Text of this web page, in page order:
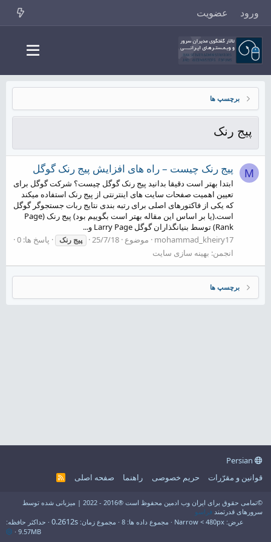
ورود عضویت
برچسپ ها
پیج رنک
M پیج رنک چیست – راه های افزایش پیج رنک گوگل
ابتدا بهتر است دقیقا بدانید پیج رنک گوگل چیست؟ شرکت گوگل برای
تعیین اهمیت صفحات سایت های اینترنتی از پیج رنک استفاده میکند
که یکی از فاکتورهای اصلی برای رتبه بندی نتایج ربات جستجوگر گوگل
است.(یا بر اساس این مقاله بهتر است بگوییم بود) پیج رنک (Page
Rank) توسط بنیانگذاران گوگل Larry Page و...
mohammad_kheiry17
موضوع 25/7/18 پیج رنک
پاسخ ها: 0
انجمن: بهینه سازی سایت
برچسپ ها
قوانین و مقرّرات
حریم خصوصی راهنما صفحه اصلی
R
©تمامی حقوق برای ایران وب ادمین محفوظ است ®2016 - 2022 | میزبانی شده توسط
سرورهای قدرتمند فراسو
عرض
مجموع داده ها 8 مجموع زمان 0.2612s
حداکثر حافظه
9.57MB